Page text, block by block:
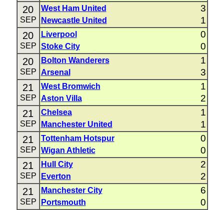
20
SEP
West Ham United 3
Newcastle United 1
20
SEP
Liverpool 0
Stoke City 0
20
SEP
Bolton Wanderers 1
Arsenal 3
21
SEP
West Bromwich 1
Aston Villa 2
21
SEP
Chelsea 1
Manchester United 1
21
SEP
Tottenham Hotspur 0
Wigan Athletic 0
21
SEP
Hull City 2
Everton 2
21
SEP
Manchester City 6
Portsmouth 0